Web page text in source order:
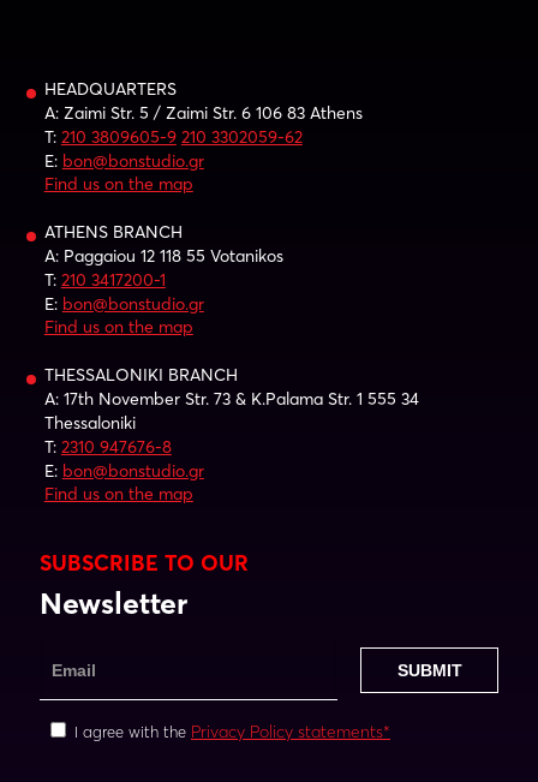
HEADQUARTERS
A: Zaimi Str. 5 / Zaimi Str. 6 106 83 Athens
T: 210 3809605-9 210 3302059-62
E: bon@bonstudio.gr
Find us on the map
ATHENS BRANCH
A: Paggaiou 12 118 55 Votanikos
T: 210 3417200-1
E: bon@bonstudio.gr
Find us on the map
THESSALONIKI BRANCH
A: 17th November Str. 73 & K.Palama Str. 1 555 34
Thessaloniki
T: 2310 947676-8
E: bon@bonstudio.gr
Find us on the map
SUBSCRIBE TO OUR
Newsletter
I agree with the Privacy Policy statements*